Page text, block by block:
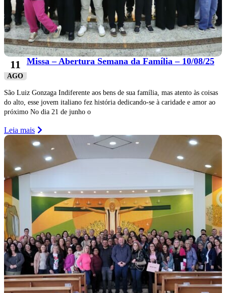
11
AGO
Missa – Abertura Semana da Família – 10/08/25
São Luiz Gonzaga Indiferente aos bens de sua família, mas atento às coisas
do alto, esse jovem italiano fez história dedicando-se à caridade e amor ao
próximo No dia 21 de junho o
Leia mais